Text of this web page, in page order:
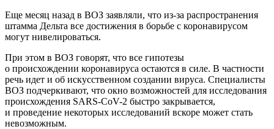
Еще месяц назад в ВОЗ заявляли, что из-за распространения
штамма Дельта все достижения в борьбе с коронавирусом
могут нивелироваться.
При этом в ВОЗ говорят, что все гипотезы
о происхождении коронавируса остаются в силе. В частности
речь идет и об искусственном создании вируса. Специалисты
ВОЗ подчеркивают, что окно возможностей для исследования
происхождения SARS-CoV-2 быстро закрывается,
и проведение некоторых исследований вскоре может стать
невозможным.